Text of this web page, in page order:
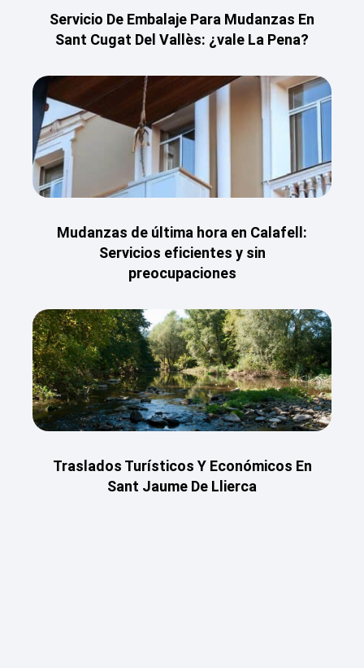
Servicio De Embalaje Para Mudanzas En
Sant Cugat Del Vallès: ¿vale La Pena?
Mudanzas de última hora en Calafell:
Servicios eficientes y sin
preocupaciones
Traslados Turísticos Y Económicos En
Sant Jaume De Llierca